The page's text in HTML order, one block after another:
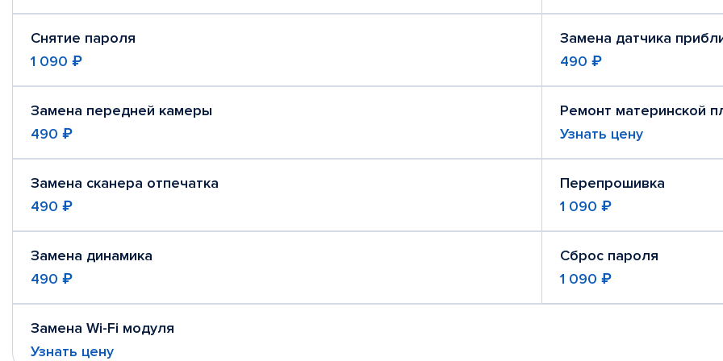
Снятие пароля
1 090 ₽
Замена датчика
490 ₽
Замена передней камеры
490 ₽
Ремонт материнской
Узнать цену
Замена сканера отпечатка
490 ₽
Перепрошивка
1 090 ₽
Замена динамика
490 ₽
Сброс пароля
1 090 ₽
Замена Wi-Fi модуля
Узнать цену